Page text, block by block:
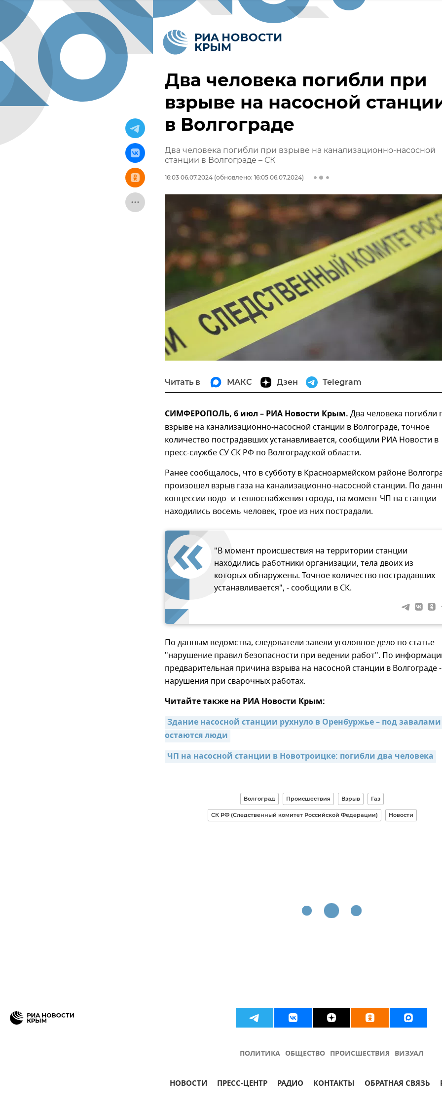
Два человека погибли при
взрыве на насосной
в Волгограде
Два человека погибли при взрыве на канализационно-насосной
станции в Волгограде – СК
16:03 06.07.2024 (обновлено: 16:05 06.07.2024)
Читать в МАКС Дзен Telegram
СИМФЕРОПОЛЬ, 6 июл – РИА Новости Крым. Два человека погибли
взрыве на канализационно-насосной станции в Волгограде, точное
количество пострадавших устанавливается, сообщили РИА Новости в
пресс-службе СУ СК РФ по Волгоградской области.
Ранее сообщалось, что в субботу в Красноармейском районе
произошел взрыв газа на канализационно-насосной станции. По
концессии водо- и теплоснабжения города, на момент ЧП на станции
находились восемь человек, трое из них пострадали.
"В момент происшествия на территории станции
находились работники организации, тела двоих из
которых обнаружены. Точное количество пострадавших
устанавливается", - сообщили в СК.
По данным ведомства, следователи завели уголовное дело по статье
"нарушение правил безопасности при ведении работ". По
предварительная причина взрыва на насосной станции в Волгограде -
нарушения при сварочных работах.
Читайте также на РИА Новости Крым:
Здание насосной станции рухнуло в Оренбуржье – под завалами
остаются люди
ЧП на насосной станции в Новотроицке: погибли два человека
Волгоград Происшествия Взрыв Газ
СК РФ (Следственный комитет Российской Федерации) Новости
ПОЛИТИКА ОБЩЕСТВО ПРОИСШЕСТВИЯ ВИЗУАЛ
НОВОСТИ ПРЕСС-ЦЕНТР РАДИО КОНТАКТЫ ОБРАТНАЯ СВЯЗЬ